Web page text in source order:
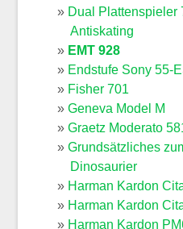
Dual Plattenspieler
Antiskating
EMT 928
Endstufe Sony 55-
Fisher 701
Geneva Model M
Graetz Moderato
Grundsätzliches
Dinosaurier
Harman Kardon
Harman Kardon
Harman Kardon